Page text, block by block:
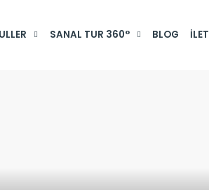
SANAL TUR 360° BLOG